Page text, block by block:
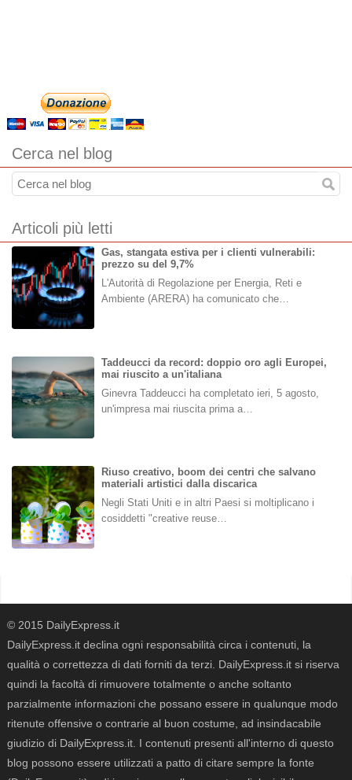
Cerca nel blog
Articoli più letti
Gas, stangata estiva per i clienti vulnerabili:
prezzo su del 9,7%
L'Autorità di Regolazione per Energia, Reti e
Ambiente (ARERA) ha comunicato che…
Taddeucci da record: doppio oro agli Europei,
mai riuscito a un'italiana
Ginevra Taddeucci ha completato ieri, 5 agosto,
un'impresa mai riuscita prima a…
Riuso creativo, boom dei centri che salvano
materiali artistici dalla discarica
Negli Stati Uniti e in altri Paesi si moltiplicano i
cosiddetti "creative reuse…
© 2015 DailyExpress.it
DailyExpress.it declina ogni responsabilità circa i contenuti, la
qualità o correttezza di dati forniti da terzi. DailyExpress.it si riserva
quindi la facoltà di rimuovere totalmente o anche soltanto
parzialmente informazioni che possano essere in qualunque modo
ritenute offensive o contrarie al buon costume, ad insindacabile
giudizio di DailyExpress.it. I contenuti presenti all'interno di questo
blog possono essere utilizzati a patto di citare sempre la fonte